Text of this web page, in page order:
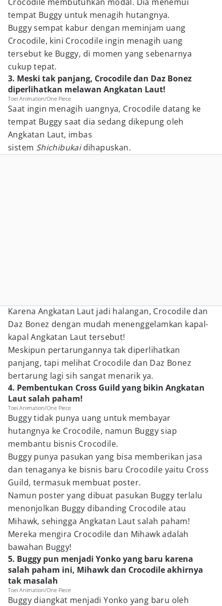
tempat Buggy untuk menagih hutangnya.
Buggy sempat kabur dengan meminjam uang
Crocodile, kini Crocodile ingin menagih uang
tersebut ke Buggy, di momen yang sebenarnya
cukup tepat.
3. Meski tak panjang, Crocodile dan Daz Bonez
diperlihatkan melawan Angkatan Laut!
Toei Animation/One Piece
Saat ingin menagih uangnya, Crocodile datang ke
tempat Buggy saat dia sedang dikepung oleh
Angkatan Laut, imbas
sistem Shichibukaidihapuskan.
Karena Angkatan Laut jadi halangan, Crocodile dan
Daz Bonez dengan mudah menenggelamkan kapal-
kapal Angkatan Laut tersebut!
Meskipun pertarungannya tak diperlihatkan
panjang, tapi melihat Crocodile dan Daz Bonez
bertarung lagi sih sangat menarik ya.
4. Pembentukan Cross Guild yang bikin Angkatan
Laut salah paham!
Toei Animation/One Piece
Buggy tidak punya uang untuk membayar
hutangnya ke Crocodile, namun Buggy siap
membantu bisnis Crocodile.
Buggy punya pasukan yang bisa memberikan jasa
dan tenaganya ke bisnis baru Crocodile yaitu Cross
Guild, termasuk membuat poster.
Namun poster yang dibuat pasukan Buggy terlalu
menonjolkan Buggy dibanding Crocodile atau
Mihawk, sehingga Angkatan Laut salah paham!
Mereka mengira Crocodile dan Mihawk adalah
bawahan Buggy!
5. Buggy pun menjadi Yonko yang baru karena
salah paham ini, Mihawk dan Crocodile akhirnya
tak masalah
Toei Animation/One Piece
Buggy diangkat menjadi Yonko yang baru oleh